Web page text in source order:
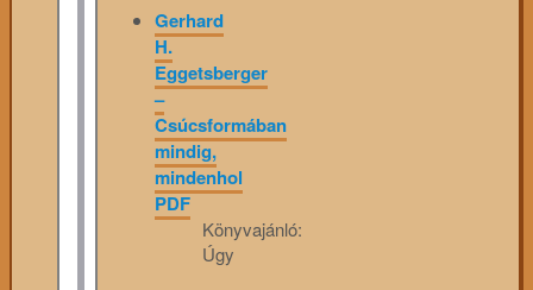
Gerhard
H.
Eggetsberger
–
Csúcsformában
mindig,
mindenhol
PDF
Könyvajánló:
Úgy